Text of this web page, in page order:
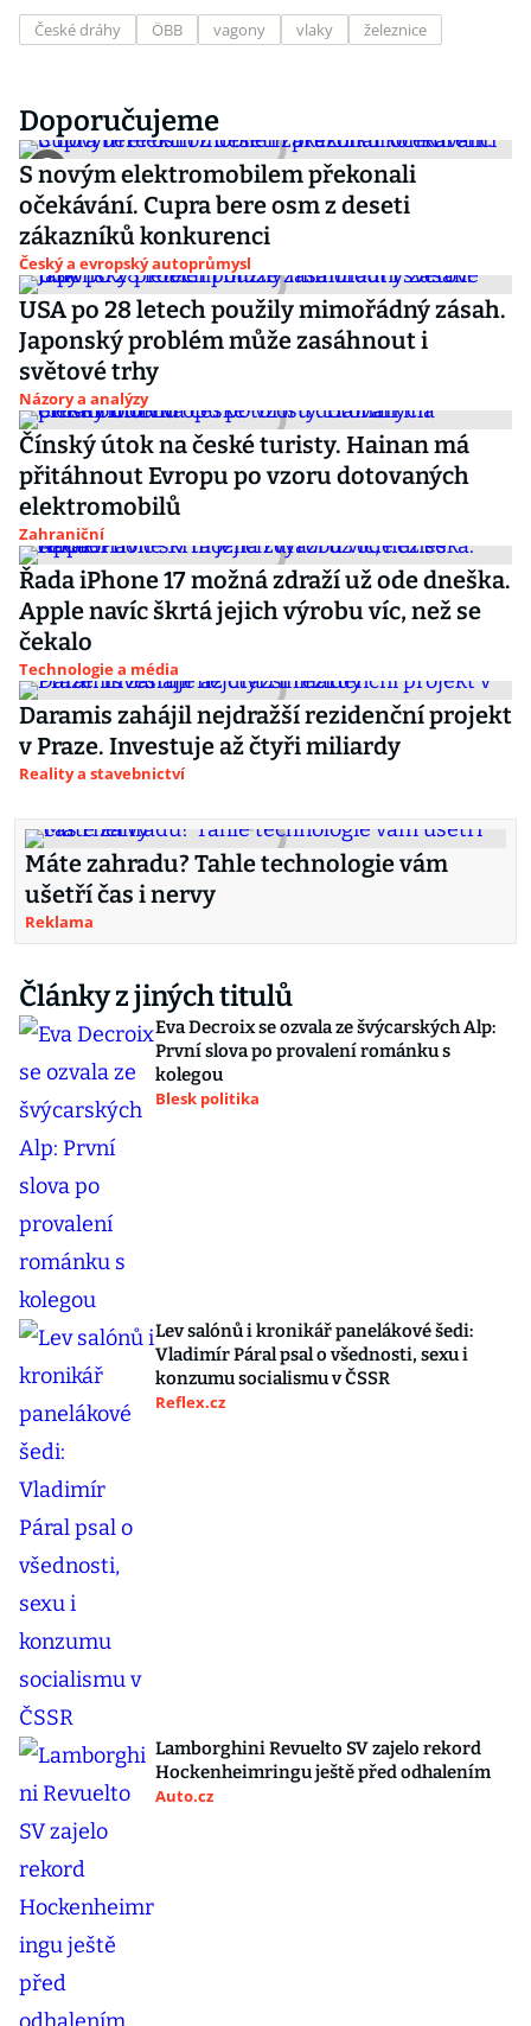
České dráhy ÖBB vagony vlaky železnice
Doporučujeme
S novým elektromobilem překonali
očekávání. Cupra bere osm z deseti
zákazníků konkurenci
Český a evropský autoprůmysl
USA po 28 letech použily mimořádný zásah.
Japonský problém může zasáhnout i
světové trhy
Názory a analýzy
Čínský útok na české turisty. Hainan má
přitáhnout Evropu po vzoru dotovaných
elektromobilů
Zahraniční
Řada iPhone 17 možná zdraží už ode dneška.
Apple navíc škrtá jejich výrobu víc, než se
čekalo
Technologie a média
Daramis zahájil nejdražší rezidenční projekt
v Praze. Investuje až čtyři miliardy
Reality a stavebnictví
Máte zahradu? Tahle technologie vám
ušetří čas i nervy
Reklama
Články z jiných titulů
Eva Decroix se ozvala ze švýcarských Alp:
První slova po provalení románku s
kolegou
Blesk politika
Lev salónů i kronikář panelákové šedi:
Vladimír Páral psal o všednosti, sexu i
konzumu socialismu v ČSSR
Reflex.cz
Lamborghini Revuelto SV zajelo rekord
Hockenheimringu ještě před odhalením
Auto.cz